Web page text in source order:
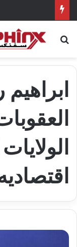
بحث عن